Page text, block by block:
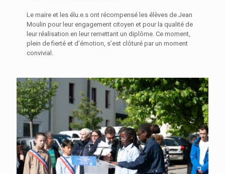
Le maire et les élu.e.s ont récompensé les élèves de Jean
Moulin pour leur engagement citoyen et pour la qualité de
leur réalisation en leur remettant un diplôme. Ce moment,
plein de fierté et d’émotion, s’est clôturé par un moment
convivial.